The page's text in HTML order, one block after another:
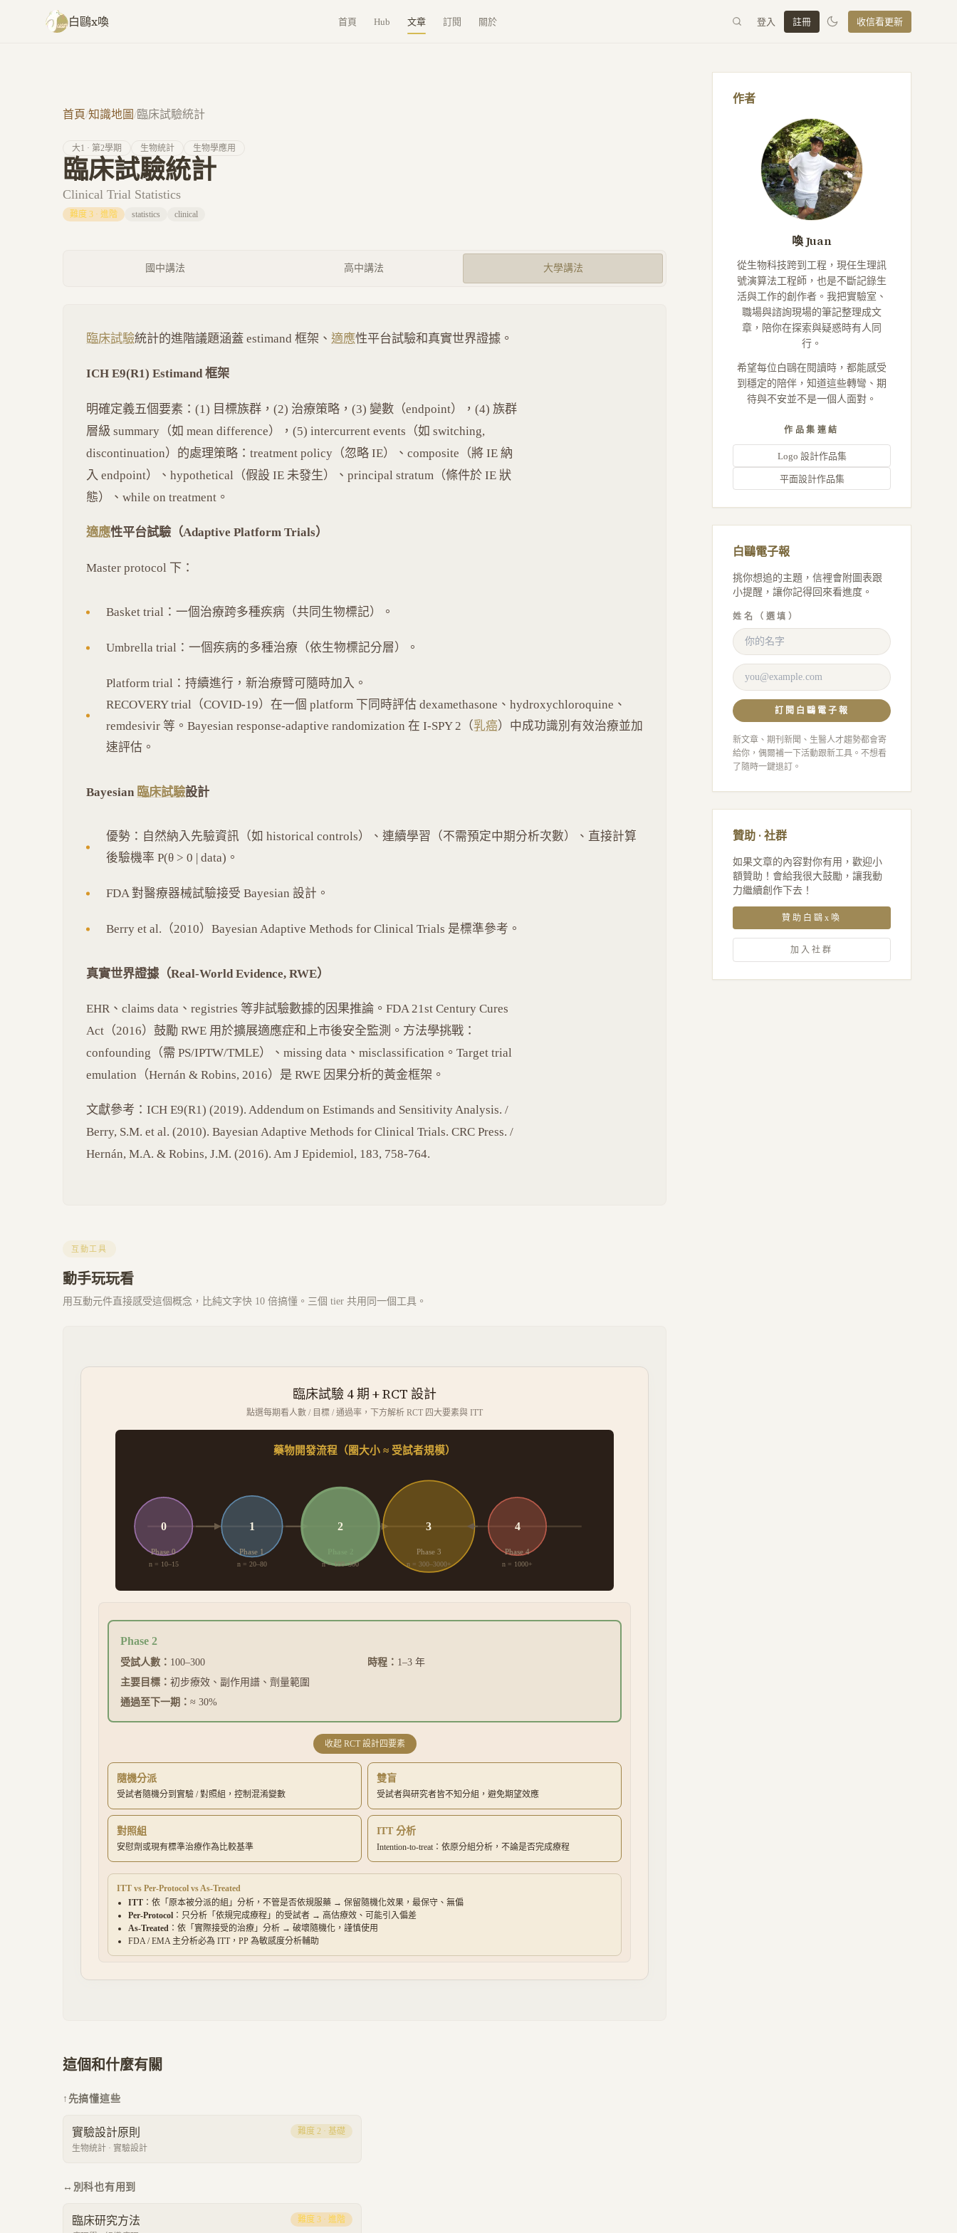
跳至主要內容
白鷗x喚 首頁 Hub 文章 訂閱 關於 登入 註冊 收信看更新
首頁/知識地圖/臨床試驗統計
大1 · 第2學期 生物統計 生物學應用
臨床試驗統計
Clinical Trial Statistics
難度 3 · 進階 statistics clinical
國中講法 高中講法 大學講法
臨床試驗統計的進階議題涵蓋 estimand 框架、 適應性平台試驗和真實世界證據。
ICH E9(R1) Estimand 框架
明確定義五個要素：(1) 目標族群，(2) 治療策略，(3) 變數（endpoint），(4) 族群
層級 summary（如 mean difference），(5) intercurrent events（如 switching,
discontinuation）的處理策略：treatment policy（忽略 IE）、composite（將 IE 納
入 endpoint）、hypothetical（假設 IE 未發生）、principal stratum（條件於 IE 狀
態）、while on treatment。
適應性平台試驗（Adaptive Platform Trials）
Master protocol 下：
Basket trial：一個治療跨多種疾病（共同生物標記）。
Umbrella trial：一個疾病的多種治療（依生物標記分層）。
Platform trial：持續進行，新治療臂可隨時加入。
RECOVERY trial（COVID-19）在一個 platform 下同時評估 dexamethasone、hydroxychloroquine、
remdesivir 等。Bayesian response-adaptive randomization 在 I-SPY 2（乳癌）中成功識別有效治療並加
速評估。
Bayesian 臨床試驗設計
優勢：自然納入先驗資訊（如 historical controls）、連續學習（不需預定中期分析次數）、直接計算
後驗機率 P(θ > 0 | data)。
FDA 對醫療器械試驗接受 Bayesian 設計。
Berry et al.（2010）Bayesian Adaptive Methods for Clinical Trials 是標準參考。
真實世界證據（Real-World Evidence, RWE）
EHR、claims data、registries 等非試驗數據的因果推論。FDA 21st Century Cures
Act（2016）鼓勵 RWE 用於擴展適應症和上市後安全監測。方法學挑戰：
confounding（需 PS/IPTW/TMLE）、missing data、misclassification。Target trial
emulation（Hernán & Robins, 2016）是 RWE 因果分析的黃金框架。
文獻參考：ICH E9(R1) (2019). Addendum on Estimands and Sensitivity Analysis. /
Berry, S.M. et al. (2010). Bayesian Adaptive Methods for Clinical Trials. CRC Press. /
Hernán, M.A. & Robins, J.M. (2016). Am J Epidemiol, 183, 758-764.
互動工具
動手玩玩看
用互動元件直接感受這個概念，比純文字快 10 倍搞懂。三個 tier 共用同一個工具。
臨床試驗 4 期 + RCT 設計
點選每期看人數 / 目標 / 通過率，下方解析 RCT 四大要素與 ITT
0
Phase 0
n = 10–15
1
Phase 1
n = 20–80
2
n =100–300
3
Phase 3
n = 300–3000+
4
Phase 4
n = 1000+
藥物開發流程（圈大小 ≈ 受試者規模）
Phase 2
受試人數： 100–300 時程： 1–3 年
主要目標： 初步療效、副作用譜、劑量範圍
通過至下一期： ≈ 30%
收起RCT 設計四要素
隨機分派
受試者隨機分到實驗 / 對照組，控制混淆變數
雙盲
受試者與研究者皆不知分組，避免期望效應
對照組
安慰劑或現有標準治療作為比較基準
ITT 分析
Intention-to-treat：依原分組分析，不論是否完成療程
ITT vs Per-Protocol vs As-Treated
ITT ：依「原本被分派的組」分析，不管是否依規服藥 → 保留隨機化效果，最保守、無偏
Per-Protocol ：只分析「依規完成療程」的受試者 → 高估療效、可能引入偏差
As-Treated ：依「實際接受的治療」分析 → 破壞隨機化，謹慎使用
FDA / EMA 主分析必為 ITT，PP 為敏感度分析輔助
這個和什麼有關
↑ 先搞懂這些
實驗設計原則
生物統計 · 實驗設計
難度 2 · 基礎
↔ 別科也有用到
臨床研究方法 難度 3 · 進階
作者
喚 Juan
從生物科技跨到工程，現任生理訊
號演算法工程師，也是不斷記錄生
活與工作的創作者。我把實驗室、
職場與諮詢現場的筆記整理成文
章，陪你在探索與疑惑時有人同
行。
希望每位白鷗在閱讀時，都能感受
到穩定的陪伴，知道這些轉彎、期
待與不安並不是一個人面對。
作品集連結
Logo 設計作品集
平面設計作品集
白鷗電子報
挑你想追的主題，信裡會附圖表跟
小提醒，讓你記得回來看進度。
姓名（選填）
訂閱白鷗電子報
新文章、期刊新聞、生醫人才趨勢都會寄
給你，偶爾補一下活動跟新工具。不想看
了隨時一鍵退訂。
贊助 · 社群
如果文章的內容對你有用，歡迎小
額贊助！會給我很大鼓勵，讓我動
力繼續創作下去！
贊助白鷗x喚
加入社群